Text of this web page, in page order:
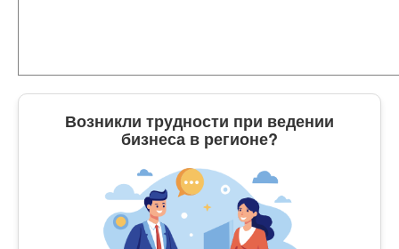
Возникли трудности при ведении
бизнеса в регионе?